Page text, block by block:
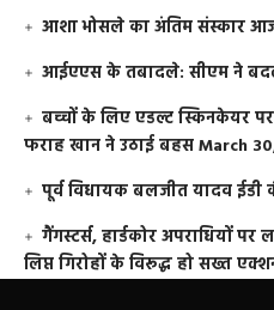
आशा भोसले का अंतिम संस्कार
आईएएस के तबादले: सीएम ने
बच्चों के लिए एडल्ट स्किनकेयर
फराह खान ने उठाई बहसMarch
पूर्व विधायक बलजीत यादव ईडी
गैंगस्टर्स, हार्डकोर अपराधियों
लिप्त गिरोहों के विरूद्ध हो सख्त